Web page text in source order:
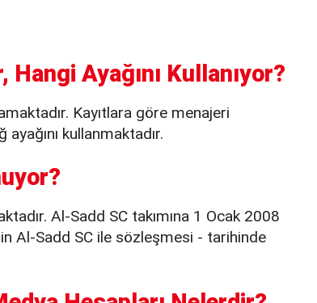
Ayağını Kullanıyor?
Kayıtlara göre menajeri
kullanmaktadır.
Al-Sadd SC takımına 1 Ocak 2008
Al-Sadd SC ile sözleşmesi - tarihinde